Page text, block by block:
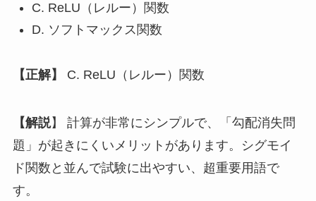
C. ReLU（レルー）関数
D. ソフトマックス関数
【正解】 C. ReLU（レルー）関数
【解説】 計算が非常にシンプルで、「勾配消失問
題」が起きにくいメリットがあります。シグモイ
ド関数と並んで試験に出やすい、超重要用語で
す。